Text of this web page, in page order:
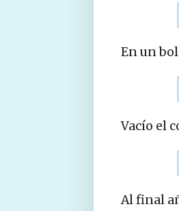
En un
Vacío el
Al final